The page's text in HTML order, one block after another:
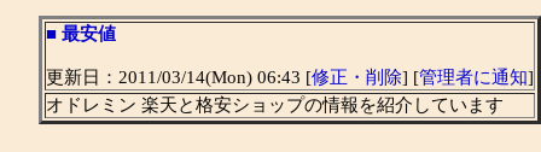
■ 最安値
更新日：2011/03/14(Mon) 06:43 [修正・削除] [管理者に通知]
オドレミン 楽天と格安ショップの情報を紹介しています